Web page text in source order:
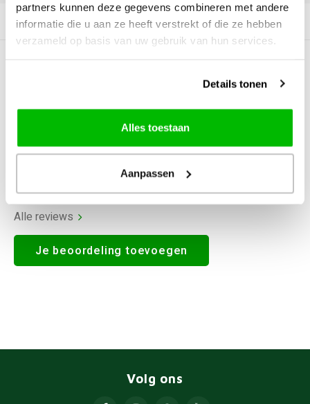
partners kunnen deze gegevens combineren met andere
informatie die u aan ze heeft verstrekt of die ze hebben
verzameld op basis van uw gebruik van hun services.
Details tonen
Alles toestaan
Aanpassen
Productomschrijving
0Reviews
Alle reviews
Je beoordeling toevoegen
Volg ons